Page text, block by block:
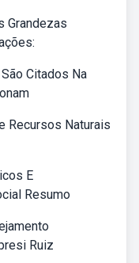
Grandezas
Citados Na
Recursos Naturais
E
Resumo
Ruiz